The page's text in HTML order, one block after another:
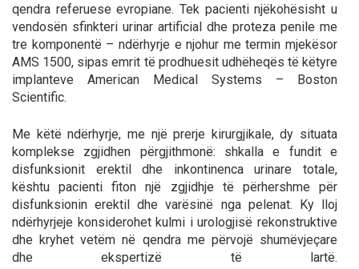
qendra referuese evropiane. Tek pacienti njëkohësisht u
vendosën sfinkteri urinar artificial dhe proteza penile me
tre komponentë – ndërhyrje e njohur me termin mjekësor
AMS 1500, sipas emrit të prodhuesit udhëheqës të këtyre
implanteve American Medical Systems – Boston
Scientific.
Me këtë ndërhyrje, me një prerje kirurgjikale, dy situata
komplekse zgjidhen përgjithmonë: shkalla e fundit e
disfunksionit erektil dhe inkontinenca urinare totale,
kështu pacienti fiton një zgjidhje të përhershme për
disfunksionin erektil dhe varësinë nga pelenat. Ky lloj
ndërhyrjeje konsiderohet kulmi i urologjisë rekonstruktive
dhe kryhet vetëm në qendra me përvojë shumëvjeçare
dhe ekspertizë të lartë.